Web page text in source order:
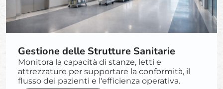
Gestione delle Strutture Sanitarie
Monitora la capacità di stanze, letti e
attrezzature per supportare la conformità, il
flusso dei pazienti e l'efficienza operativa.